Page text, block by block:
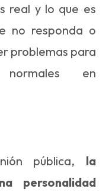
real y lo que es
no responda o
problemas para
normales en
pública, la
personalidad